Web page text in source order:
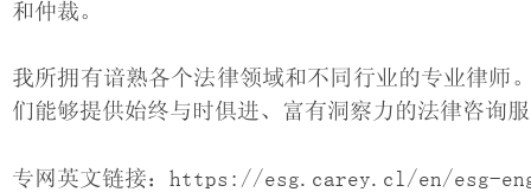
和仲裁。
我所拥有谙熟各个法律领域和不同行业的专业律师
们能够提供始终与时俱进、富有洞察力的法律咨询
专网英文链接：https://esg.carey.cl/en/esg-